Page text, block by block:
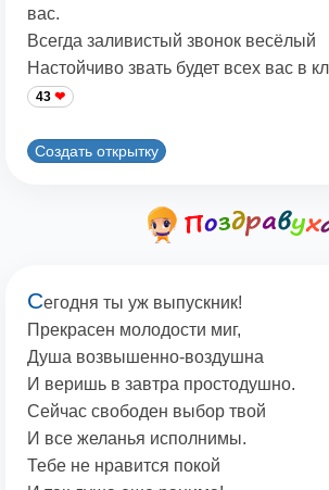
вас.
Всегда заливистый звонок весёлый
Настойчиво звать будет всех вас в
43
Создать открытку
Сегодня ты уж выпускник!
Прекрасен молодости миг,
Душа возвышенно-воздушна
И веришь в завтра простодушно.
Сейчас свободен выбор твой
И все желанья исполнимы.
Тебе не нравится покой